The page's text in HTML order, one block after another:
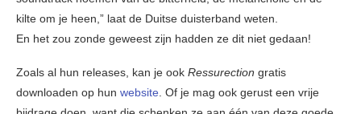
kilte om je heen,” laat de Duitse duisterband weten.
En het zou zonde geweest zijn hadden ze dit niet gedaan!
Zoals al hun releases, kan je ook Ressurection gratis
downloaden op hun website . Of je mag ook gerust een vrije